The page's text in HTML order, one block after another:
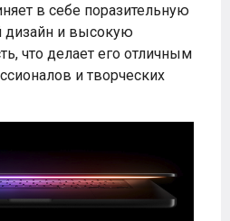
в себе поразительную
дизайн и высокую
что делает его отличным
и творческих